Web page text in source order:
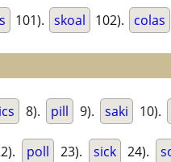
101). skoal 102). colas
8). pill 9). saki 10).
poll 23). sick 24).